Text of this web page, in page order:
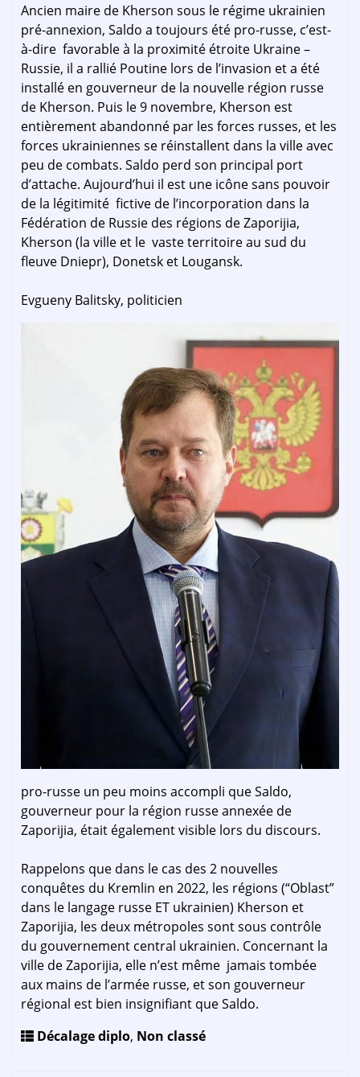
Ancien maire de Kherson sous le régime ukrainien
pré-annexion, Saldo a toujours été pro-russe, c’est-
à-dire favorable à la proximité étroite Ukraine –
Russie, il a rallié Poutine lors de l’invasion et a été
installé en gouverneur de la nouvelle région russe
de Kherson. Puis le 9 novembre, Kherson est
entièrement abandonné par les forces russes, et les
forces ukrainiennes se réinstallent dans la ville avec
peu de combats. Saldo perd son principal port
d’attache. Aujourd’hui il est une icône sans pouvoir
de la légitimité fictive de l’incorporation dans la
Fédération de Russie des régions de Zaporijia,
Kherson (la ville et le vaste territoire au sud du
fleuve Dniepr), Donetsk et Lougansk.
Evgueny Balitsky, politicien
pro-russe un peu moins accompli que Saldo,
gouverneur pour la région russe annexée de
Zaporijia, était également visible lors du discours.
Rappelons que dans le cas des 2 nouvelles
conquêtes du Kremlin en 2022, les régions (“Oblast”
dans le langage russe ET ukrainien) Kherson et
Zaporijia, les deux métropoles sont sous contrôle
du gouvernement central ukrainien. Concernant la
ville de Zaporijia, elle n’est même jamais tombée
aux mains de l’armée russe, et son gouverneur
régional est bien insignifiant que Saldo.
Décalage diplo, Non classé